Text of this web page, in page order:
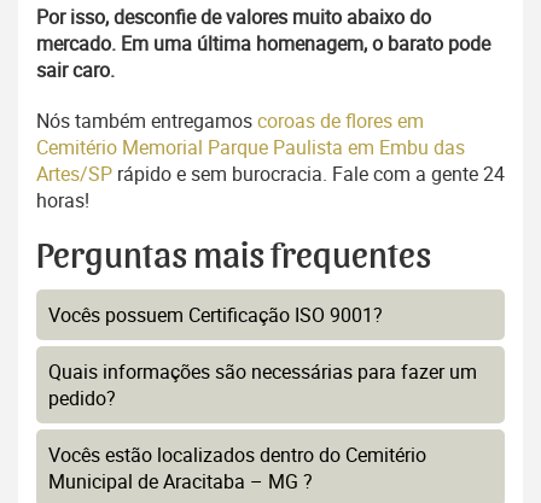
Por isso, desconfie de valores muito abaixo do
mercado. Em uma última homenagem, o barato pode
sair caro.
Nós também entregamoscoroas de flores em
Cemitério Memorial Parque Paulista em Embu das
Artes/SP rápido e sem burocracia. Fale com a gente 24
horas!
Perguntas mais frequentes
Vocês possuem Certificação ISO 9001?
Quais informações são necessárias para fazer um
pedido?
Vocês estão localizados dentro do Cemitério
Municipal de Aracitaba – MG ?